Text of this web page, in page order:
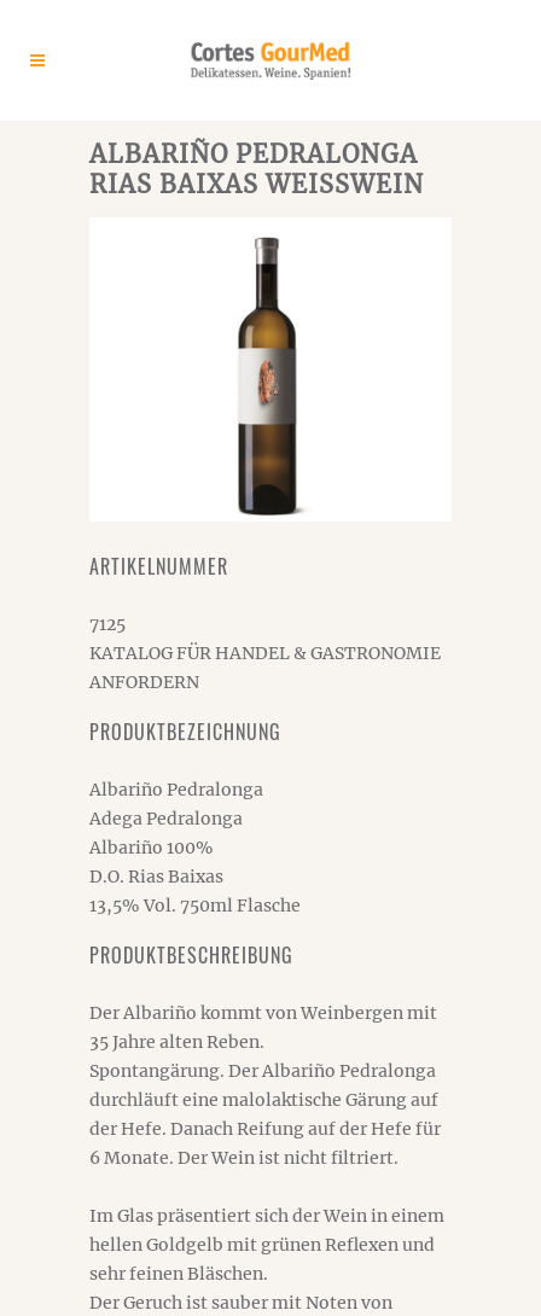
ALBARIÑO PEDRALONGA
RIAS BAIXAS WEISSWEIN
ARTIKELNUMMER
7125
KATALOG FÜR HANDEL & GASTRONOMIE
ANFORDERN
PRODUKTBEZEICHNUNG
Albariño Pedralonga
Adega Pedralonga
Albariño 100%
D.O. Rias Baixas
13,5% Vol. 750ml Flasche
PRODUKTBESCHREIBUNG
Der Albariño kommt von Weinbergen mit
35 Jahre alten Reben.
Spontangärung. Der Albariño Pedralonga
durchläuft eine malolaktische Gärung auf
der Hefe. Danach Reifung auf der Hefe für
6 Monate. Der Wein ist nicht filtriert.
Im Glas präsentiert sich der Wein in einem
hellen Goldgelb mit grünen Reflexen und
sehr feinen Bläschen.
Der Geruch ist sauber mit Noten von